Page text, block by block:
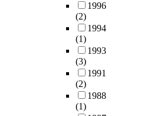
1996
(2)
1994
(1)
1993
(3)
1991
(2)
1988
(1)